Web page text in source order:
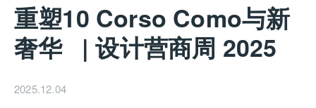
重塑10 Corso Como与新
奢华 | 设计营商周 2025
2025.12.04